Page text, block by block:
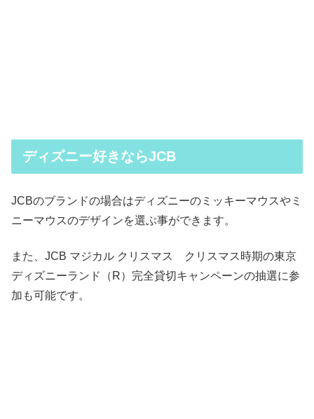
ディズニー好きならJCB
JCBのブランドの場合はディズニーのミッキーマウスやミ
ニーマウスのデザインを選ぶ事ができます。
また、JCB マジカル クリスマス クリスマス時期の東京
ディズニーランド（R）完全貸切キャンペーンの抽選に参
加も可能です。